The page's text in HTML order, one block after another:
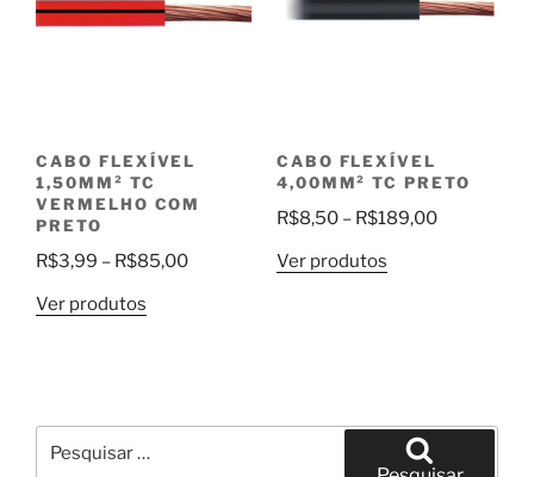
CABO FLEXÍVEL
1,50MM² TC
VERMELHO COM
PRETO
R$3,99 – R$85,00Faixa
Ver produtos
CABO FLEXÍVEL
4,00MM² TC PRETO
R$8,50 – R$189,00Faixa
Ver produtos
por: